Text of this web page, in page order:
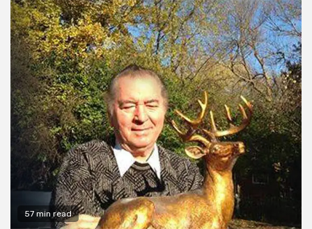
57 min read